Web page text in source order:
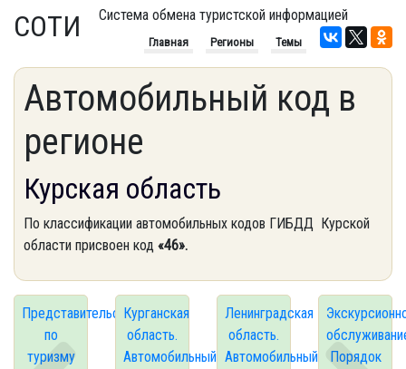
СОТИ Система обмена туристской информацией
Главная Регионы Темы
Автомобильный код в
регионе
Курская область
По классификации автомобильных кодов ГИБДД Курской
области присвоен код «46».
Представительства
по
туризму
Курганская
область.
Автомобильный
Ленинградская
область.
Автомобильный
Порядок